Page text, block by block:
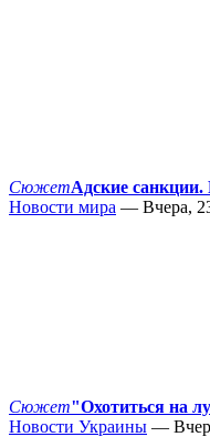
СюжетАдские
Новости мира — Вчера,
Сюжет"Охотиться на
Новости Украины —